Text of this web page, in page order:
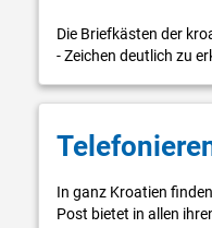
Die Briefkästen der
- Zeichen deutlich zu
In ganz Kroatien
Post bietet in allen